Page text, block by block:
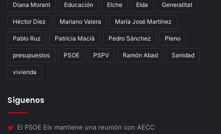
Diana Morant Educación Elche Elda Generalitat
Héctor Díez Mariano Valera María José Martínez
Pablo Ruz Patricia Macià Pedro Sánchez Pleno
presupuestos PSOE PSPV Ramón Abad Sanidad
vivienda
Síguenos
El PSOE Elx mantiene una reunión con AECC